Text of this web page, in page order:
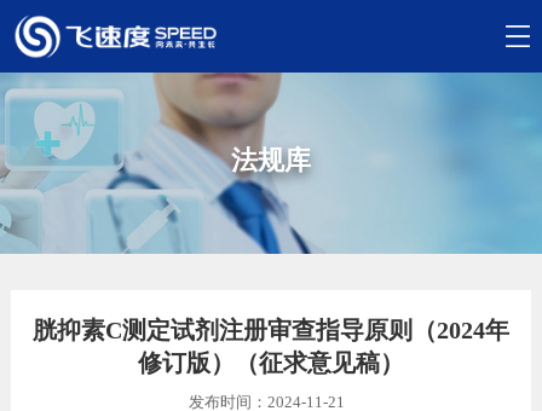
法规库
胱抑素C测定试剂注册审查指导原则（2024年
修订版）（征求意见稿）
发布时间：2024-11-21